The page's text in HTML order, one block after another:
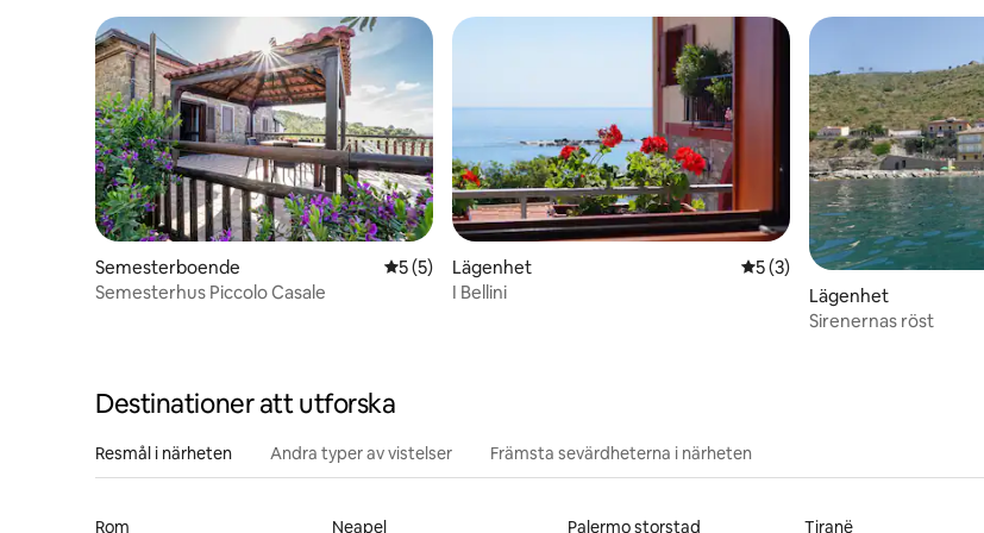
Semesterboende 5 av 5 i genomsnittligt betyg, 5 omdömen
5 (5)
Semesterhus Piccolo Casale
Lägenhet 5 av 5 i genomsnittligt betyg,
5 (3)
I Bellini
Lägenhet
Sirenernas röst
Destinationer att utforska
Resmål i närheten Andra typer av vistelser Främsta sevärdheterna i närheten
Rom Neapel Palermo storstad Tiranë